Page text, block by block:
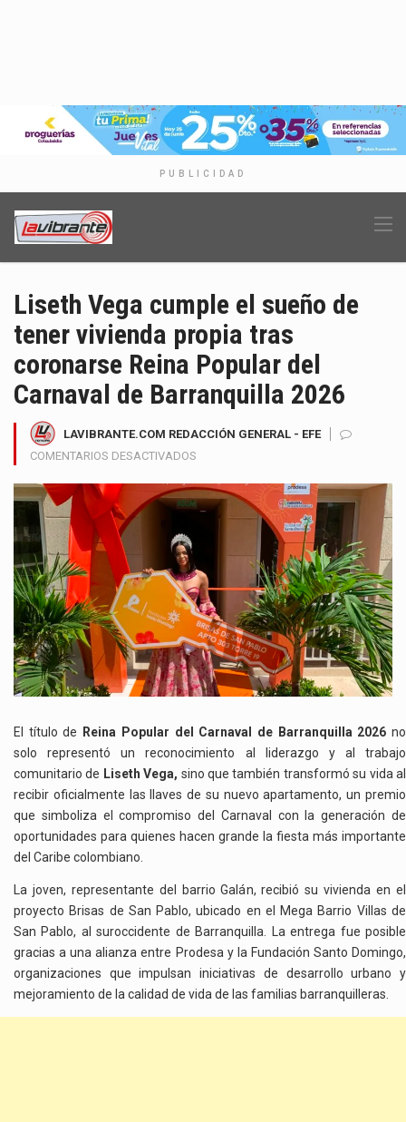
PUBLICIDAD
Liseth Vega cumple el sueño de
tener vivienda propia tras
coronarse Reina Popular del
Carnaval de Barranquilla 2026
LAVIBRANTE.COM REDACCIÓN GENERAL - EFE
COMENTARIOS DESACTIVADOS
VEGA
CUMPLE
DE
TENER
VIVIENDA
PROPIA
TRAS
CORONARSE
REINA
CARNAVAL
DE
BARRANQUILLA
2026
El título de Reina Popular del Carnaval de Barranquilla 2026 no
solo representó un reconocimiento al liderazgo y al trabajo
comunitario de Liseth Vega, sino que también transformó su vida al
recibir oficialmente las llaves de su nuevo apartamento, un premio
que simboliza el compromiso del Carnaval con la generación de
oportunidades para quienes hacen grande la fiesta más importante
del Caribe colombiano.
La joven, representante del barrio Galán, recibió su vivienda en el
proyecto Brisas de San Pablo, ubicado en el Mega Barrio Villas de
San Pablo, al suroccidente de Barranquilla. La entrega fue posible
gracias a una alianza entre Prodesa y la Fundación Santo Domingo,
organizaciones que impulsan iniciativas de desarrollo urbano y
mejoramiento de la calidad de vida de las familias barranquilleras.